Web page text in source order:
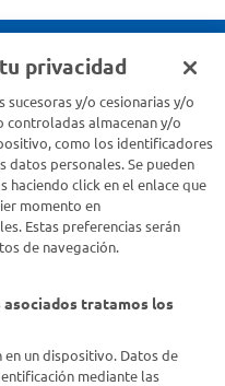
nosotros acá
privacidad
sucesoras y/o cesionarias y/o
controladas almacenan y/o
como los identificadores
datos personales. Se pueden
haciendo click en el enlace que
momento en
Estas preferencias serán
de navegación.
tratamos los
un dispositivo. Datos de
mediante las